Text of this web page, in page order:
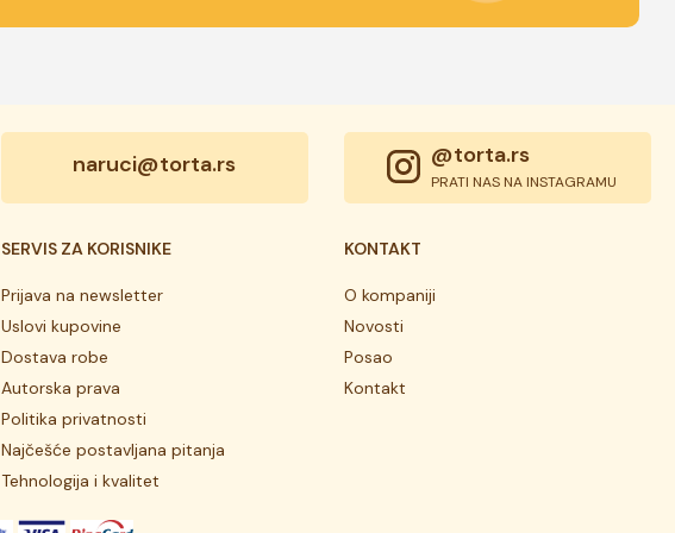
naruci@torta.rs @torta.rs
PRATI NAS NA INSTAGRAMU
SERVIS ZA KORISNIKE
Prijava na newsletter
Uslovi kupovine
Dostava robe
Autorska prava
Politika privatnosti
Najčešće postavljana pitanja
Tehnologija i kvalitet
KONTAKT
O kompaniji
Novosti
Posao
Kontakt